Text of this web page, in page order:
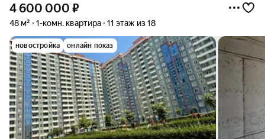
4 600 000 ₽
48 м² 1-комн. квартира 11 этаж из 18
новостройка онлайн показ